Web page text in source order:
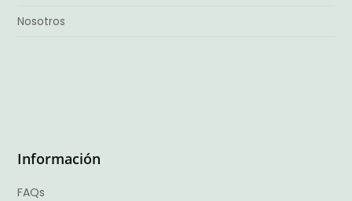
Nosotros
Información
FAQs